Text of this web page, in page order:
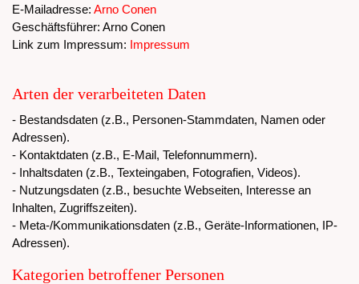
E-Mailadresse: Arno Conen
Geschäftsführer: Arno Conen
Link zum Impressum: Impressum
Arten der verarbeiteten Daten
- Bestandsdaten (z.B., Personen-Stammdaten, Namen oder
Adressen).
- Kontaktdaten (z.B., E-Mail, Telefonnummern).
- Inhaltsdaten (z.B., Texteingaben, Fotografien, Videos).
- Nutzungsdaten (z.B., besuchte Webseiten, Interesse an
Inhalten, Zugriffszeiten).
- Meta-/Kommunikationsdaten (z.B., Geräte-Informationen, IP-
Adressen).
Kategorien betroffener Personen